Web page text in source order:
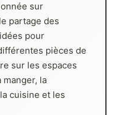
sur
partage des
pour
pièces de
sur les espaces
manger, la
cuisine et les